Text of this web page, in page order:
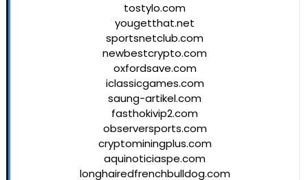
tostylo.com
yougetthat.net
sportsnetclub.com
newbestcrypto.com
oxfordsave.com
iclassicgames.com
saung-artikel.com
fasthokivip2.com
observersports.com
cryptominingplus.com
aquinoticiaspe.com
longhairedfrenchbulldog.com